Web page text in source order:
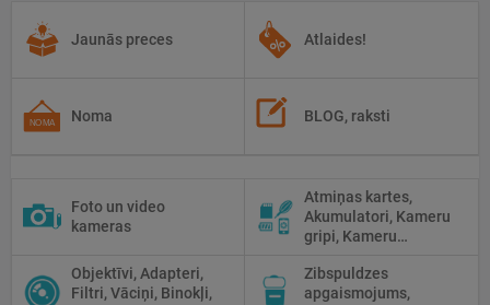
Jaunās preces Atlaides!
Noma BLOG, raksti
Foto un video
kameras
Atmiņas kartes,
Akumulatori, Kameru
gripi, Kameru
tīrīšanai
Objektīvi, Adapteri,
Filtri, Vāciņi, Binokļi,
Zibspuldzes
apgaismojums,